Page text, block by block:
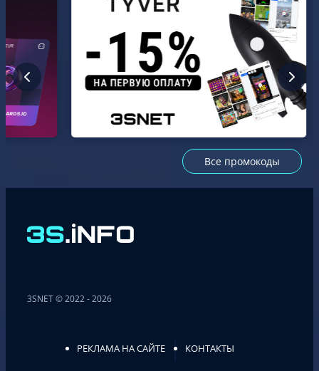
Все промокоды
3SNET © 2022 - 2026
РЕКЛАМА НА САЙТЕ КОНТАКТЫ